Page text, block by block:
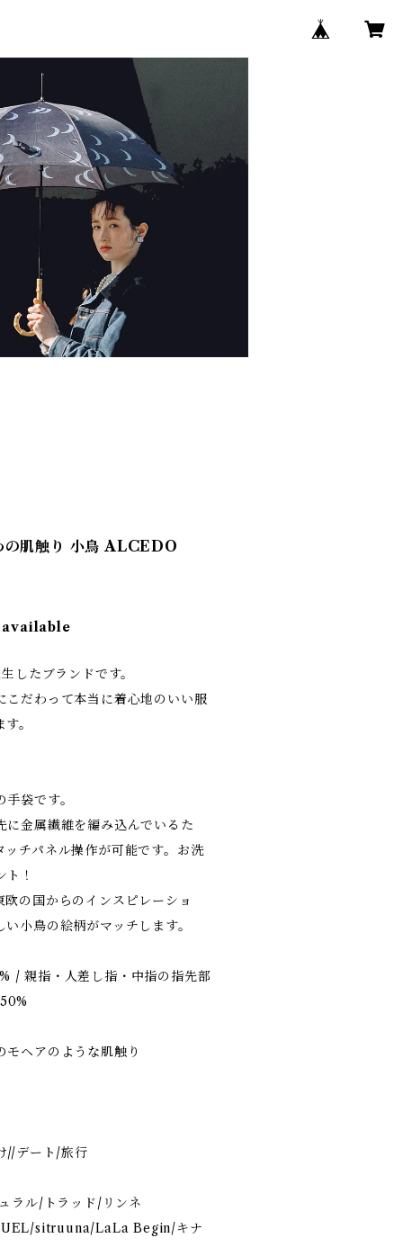
の肌触り 小鳥 ALCEDO
したブランドです。
こだわって本当に着心地のいい服
。
袋です。
に金属繊維を編み込んでいるた
チパネル操作が可能です。お洗
！
国からのインスピレーショ
小鳥の絵柄がマッチします。
/ 親指・人差し指・中指の指先部
ヘアのような肌触り
//デート/旅行
ラル/トラッド/リンネ
sitruuna/LaLa Begin/キナ